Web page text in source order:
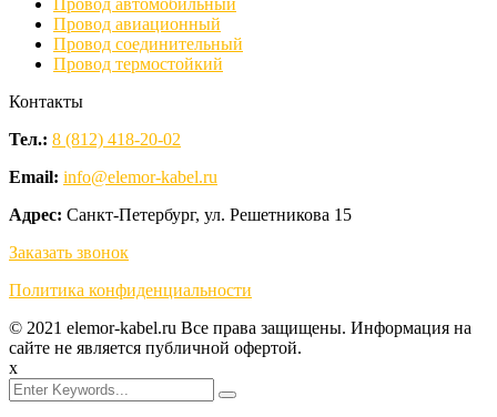
Провод авиационный
Провод соединительный
Провод термостойкий
Контакты
Тел.: 8 (812) 418-20-02
Email: info@elemor-kabel.ru
Адрес: Санкт-Петербург, ул. Решетникова 15
Заказать звонок
Политика конфиденциальности
© 2021 elemor-kabel.ru Все права защищены. Информация на
сайте не является публичной офертой.
x